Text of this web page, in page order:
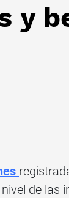
y
de las